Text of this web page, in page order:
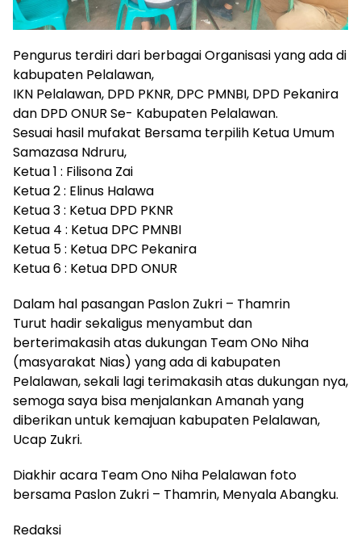
Pengurus terdiri dari berbagai Organisasi yang ada di
kabupaten Pelalawan,
IKN Pelalawan, DPD PKNR, DPC PMNBI, DPD Pekanira
dan DPD ONUR Se- Kabupaten Pelalawan.
Sesuai hasil mufakat Bersama terpilih Ketua Umum
Samazasa Ndruru,
Ketua 1 : Filisona Zai
Ketua 2 : Elinus Halawa
Ketua 3 : Ketua DPD PKNR
Ketua 4 : Ketua DPC PMNBI
Ketua 5 : Ketua DPC Pekanira
Ketua 6 : Ketua DPD ONUR
Dalam hal pasangan Paslon Zukri – Thamrin
Turut hadir sekaligus menyambut dan
berterimakasih atas dukungan Team ONo Niha
(masyarakat Nias) yang ada di kabupaten
Pelalawan, sekali lagi terimakasih atas dukungan nya,
semoga saya bisa menjalankan Amanah yang
diberikan untuk kemajuan kabupaten Pelalawan,
Ucap Zukri.
Diakhir acara Team Ono Niha Pelalawan foto
bersama Paslon Zukri – Thamrin, Menyala Abangku.
Redaksi